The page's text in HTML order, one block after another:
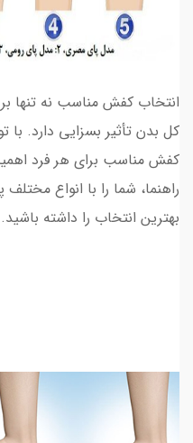
انتخاب کفش مناسب نه تنها
کل بدن تأثیر بسزایی دارد. با
کفش مناسب برای هر فرد
راهنما، شما را با انواع مختلف
بهترین انتخاب را داشته باشید.